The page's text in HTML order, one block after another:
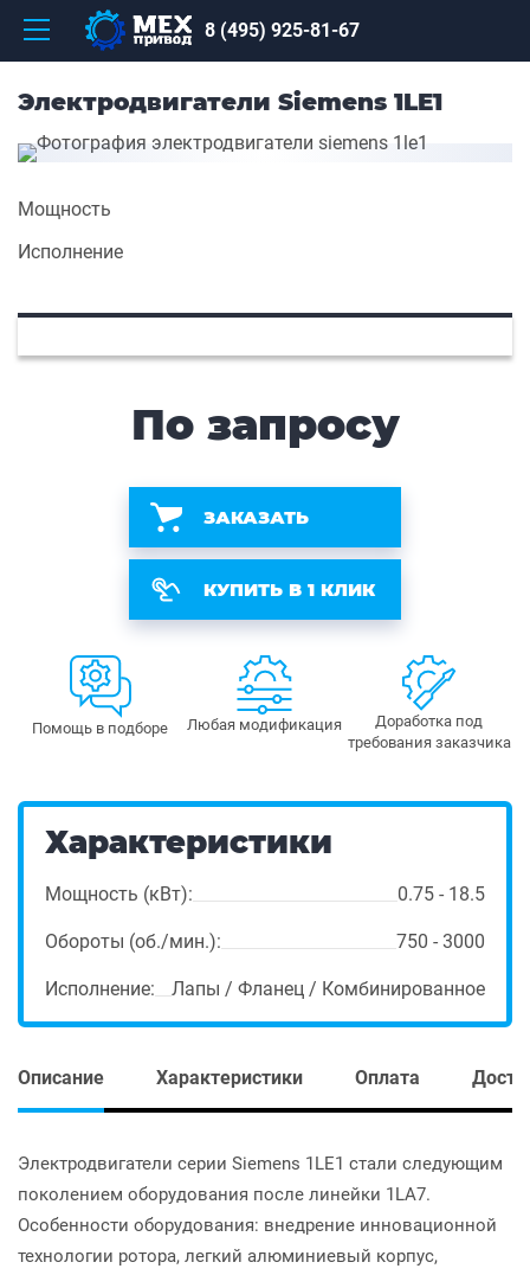
8 (495) 925-81-67
Электродвигатели Siemens 1LE1
Мощность
Исполнение
По запросу
ЗАКАЗАТЬ
КУПИТЬ В 1 КЛИК
Помощь в подборе Любая модификация
Доработка под
требования заказчика
Характеристики
Мощность (кВт): 0.75 - 18.5
Обороты (об./мин.): 750 - 3000
Исполнение: Лапы / Фланец / Комбинированное
Описание Характеристики Оплата
Электродвигатели серии Siemens 1LE1 стали следующим
поколением оборудования после линейки 1LA7.
Особенности оборудования: внедрение инновационной
технологии ротора, легкий алюминиевый корпус,